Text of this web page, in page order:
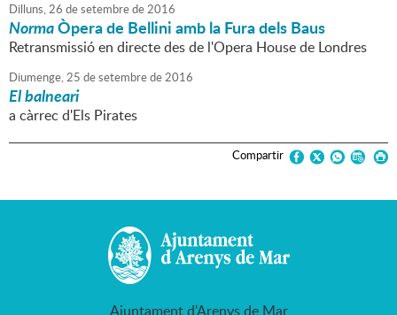
Dilluns,26 desetembrede2016
NormaÒpera de Bellini amb la Fura dels Baus
Retransmissió en directe des de l'Opera House de Londres
Diumenge,25 desetembrede2016
El balneari
a càrrec d'Els Pirates
Compartir
Ajuntament d'Arenys de Mar